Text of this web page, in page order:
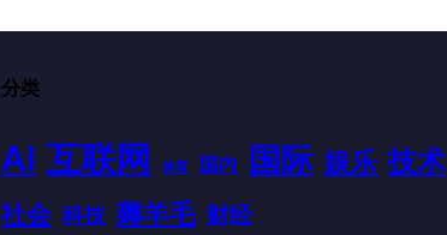
分类
AI 互联网 体育 国内 国际 娱乐 技术
社会 科技 薅羊毛 财经